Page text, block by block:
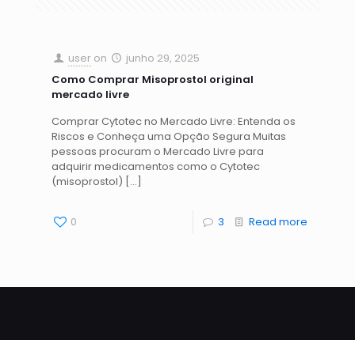
user on
junho 29, 2025
Como Comprar Misoprostol original
mercado livre
Comprar Cytotec no Mercado Livre: Entenda os
Riscos e Conheça uma Opção Segura Muitas
pessoas procuram o Mercado Livre para
adquirir medicamentos como o Cytotec
(misoprostol) […]
0 3 Read more